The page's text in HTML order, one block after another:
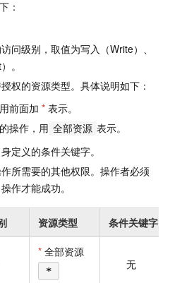
：
问级别，取值为写入（Write）、
。
权的资源类型。具体说明如下：
前面加 * 表示。
操作，用 全部资源 表示。
定义的条件关键字。
所需要的其他权限。操作者必须
作才能成功。
资源类型 条件关键字
* 全部资源
* 无